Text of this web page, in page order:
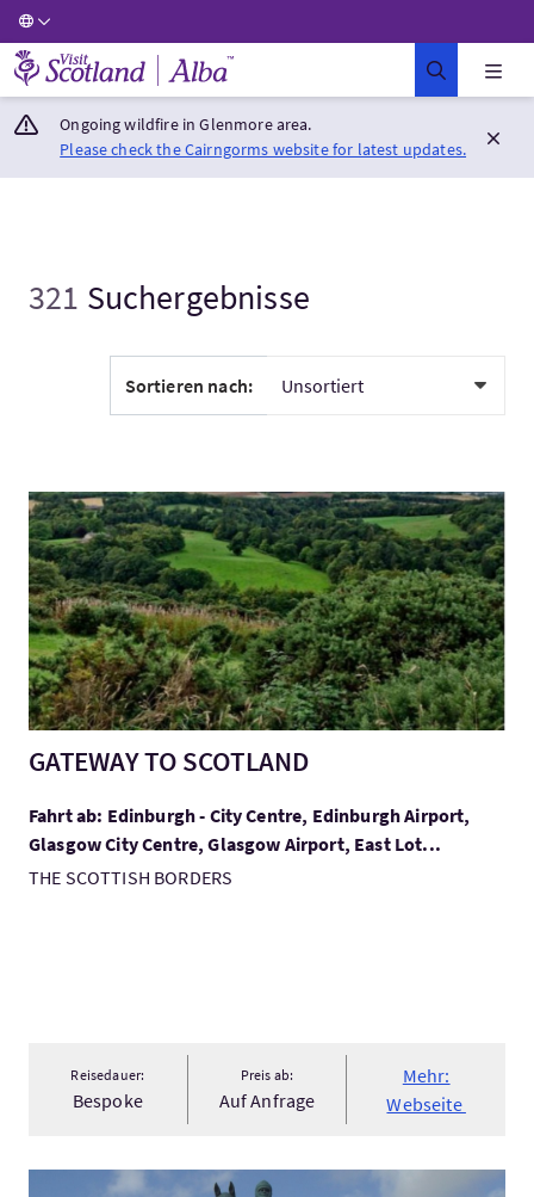
Visit Scotland Home
Ongoing wildfire in Glenmore area.
Please check the Cairngorms website for latest updates.
321 Suchergebnisse
Sortieren nach:
Mehr:GATEWAY TO SCOTLAND
GATEWAY TO SCOTLAND
Fahrt ab: Edinburgh - City Centre, Edinburgh Airport,
Glasgow City Centre, Glasgow Airport, East Lot...
THE SCOTTISH BORDERS
Reisedauer:
Bespoke
Preis ab:
Auf Anfrage
Mehr:
Webseite
Mehr:Robert The Bruce Trail Motorcycle Tour